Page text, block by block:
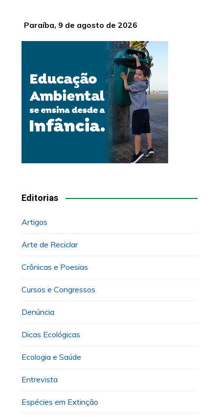
Paraíba, 9 de agosto de 2026
Editorias
Artigos
Arte de Reciclar
Crônicas e Poesias
Cursos e Congressos
Denúncia
Dicas Ecológicas
Ecologia e Saúde
Entrevista
Espécies em Extinção